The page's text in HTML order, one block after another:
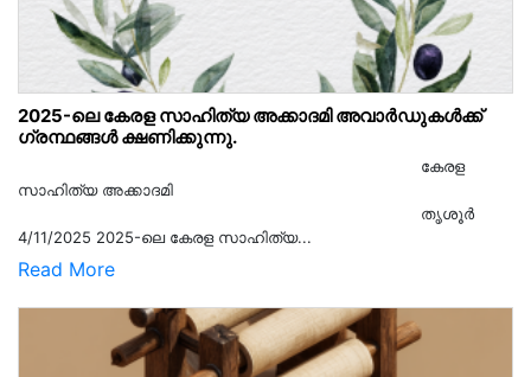
2025-ലെ കേരള സാഹിത്യ അക്കാദമി അവാർഡുകൾക്ക്
ഗ്രന്ഥങ്ങൾ ക്ഷണിക്കുന്നു.
കേരള
സാഹിത്യ അക്കാദമി
തൃശൂര്‍
4/11/2025 2025-ലെ കേരള സാഹിത്യ...
Read More